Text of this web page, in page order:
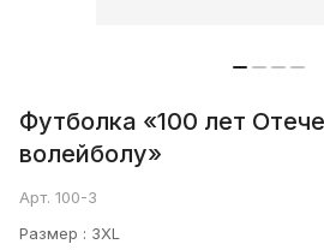
Футболка «100 лет
волейболу»
Арт. 100-3
Размер : 3XL